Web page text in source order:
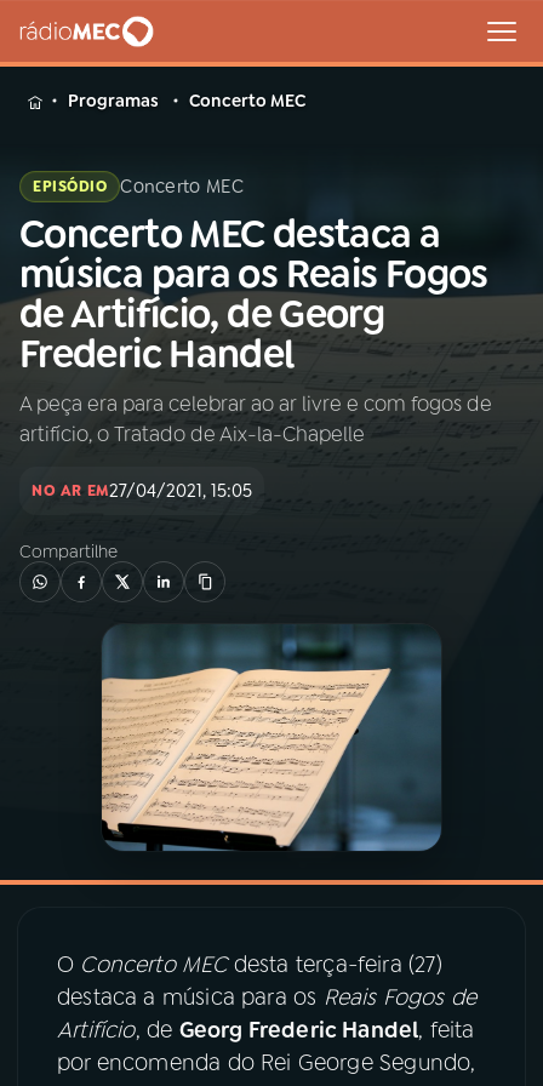
MENU
Buscar
na
Rádio
MEC
Buscar
Início AO VIVO
01 INÍCIO
03PROGRAMAÇÃO
PROGRAMAS
PODCASTS
VIDEOCASTS
08PRÊMIO RÁDIO MEC
Programas Concerto MEC
EPISÓDIO Concerto MEC
Concerto MEC destaca a
música para os Reais Fogos
de Artifício, de Georg
Frederic Handel
A peça era para celebrar ao ar livre e com fogos de
artifício, o Tratado de Aix-la-Chapelle
NO AR EM27/04/2021, 15:05
Compartilhe
O Concerto MECdesta terça-feira (27)
destaca a música para os Reais Fogos de
Artifício, de Georg Frederic Handel, feita
por encomenda do Rei George Segundo,